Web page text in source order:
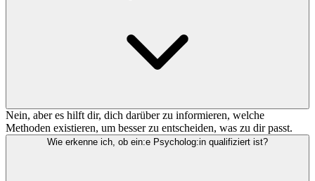
Nein, aber es hilft dir, dich darüber zu informieren, welche
Methoden existieren, um besser zu entscheiden, was zu dir passt.
Wie erkenne ich, ob ein:e Psycholog:in qualifiziert ist?